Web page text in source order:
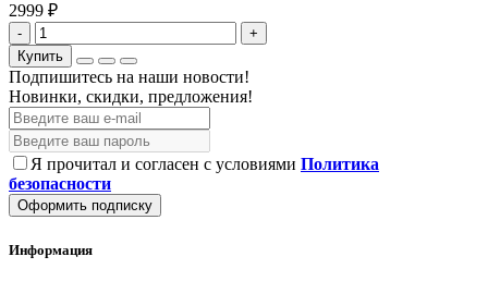
2999 ₽
-
+
Купить
Подпишитесь на наши новости!
Новинки, скидки, предложения!
Я прочитал и согласен с условиями Политика
безопасности
Оформить подписку
Информация